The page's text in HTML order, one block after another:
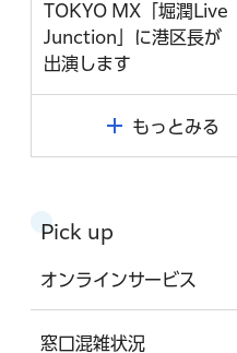
TOKYO MX「堀潤Live
Junction」に港区長が
出演します
もっとみる
Pick up
オンラインサービス
窓口混雑状況